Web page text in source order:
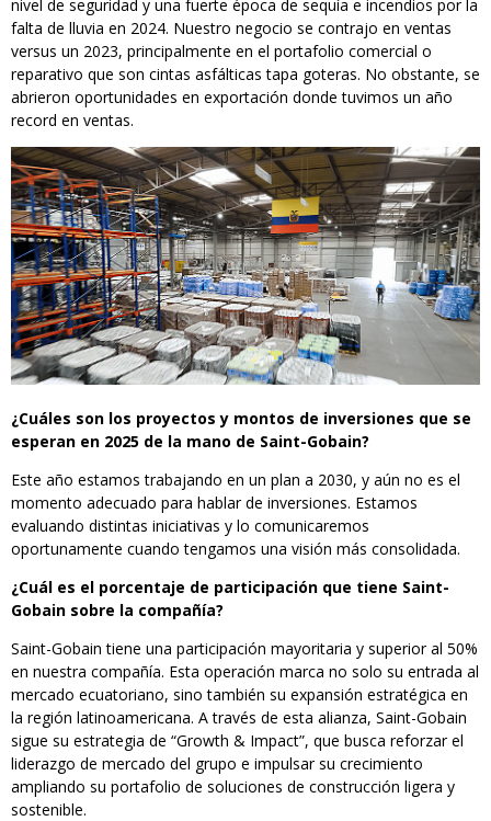
nivel de seguridad y una fuerte época de sequía e incendios por la
falta de lluvia en 2024. Nuestro negocio se contrajo en ventas
versus un 2023, principalmente en el portafolio comercial o
reparativo que son cintas asfálticas tapa goteras. No obstante, se
abrieron oportunidades en exportación donde tuvimos un año
record en ventas.
¿Cuáles son los proyectos y montos de inversiones que se
esperan en 2025 de la mano de Saint-Gobain?
Este año estamos trabajando en un plan a 2030, y aún no es el
momento adecuado para hablar de inversiones. Estamos
evaluando distintas iniciativas y lo comunicaremos
oportunamente cuando tengamos una visión más consolidada.
¿Cuál es el porcentaje de participación que tiene Saint-
Gobain sobre la compañía?
Saint-Gobain tiene una participación mayoritaria y superior al 50%
en nuestra compañía. Esta operación marca no solo su entrada al
mercado ecuatoriano, sino también su expansión estratégica en
la región latinoamericana. A través de esta alianza, Saint-Gobain
sigue su estrategia de “Growth & Impact”, que busca reforzar el
liderazgo de mercado del grupo e impulsar su crecimiento
ampliando su portafolio de soluciones de construcción ligera y
sostenible.